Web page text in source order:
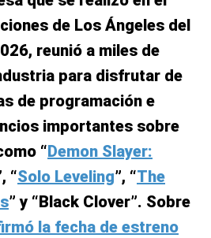
de Los Ángeles del
reunió a miles de
para disfrutar de
de programación e
importantes sobre
“Demon Slayer:
“Solo Leveling”, “The
” y “Black Clover”. Sobre
la fecha de estreno